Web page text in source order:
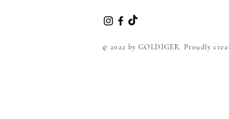
© 2022 by GOLDIGER. Proudly